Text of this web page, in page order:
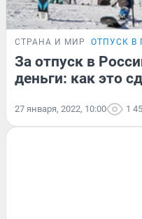
СТРАНА И МИР ОТПУСК
За отпуск в
деньги: как это
27 января, 2022, 10:00 1